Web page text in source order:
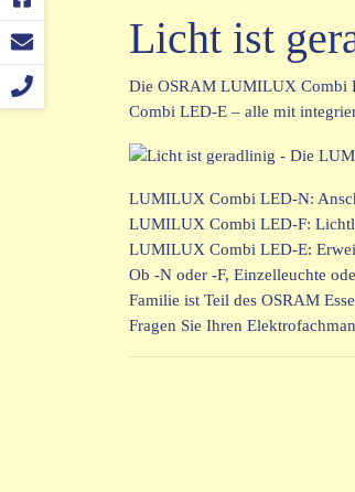
Licht ist
Die OSRAM LUMILUX Combi
Combi LED-E – alle mit
LUMILUX Combi LED-N:
LUMILUX Combi LED-F:
LUMILUX Combi LED-E:
Ob -N oder -F, Einzelleuchte
Familie ist Teil des OSRAM
Fragen Sie Ihren